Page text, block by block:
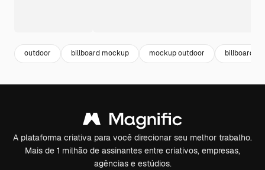
outdoor billboard mockup mockup outdoor billboard
A plataforma criativa para você direcionar seu melhor trabalho.
Mais de 1 milhão de assinantes entre criativos, empresas,
agências e estúdios.